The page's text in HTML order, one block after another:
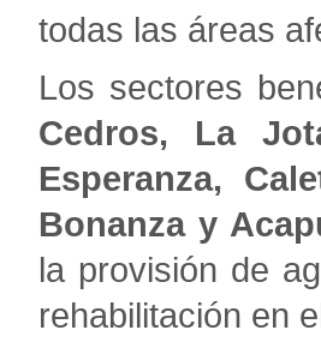
todas las áreas
Los sectores
Cedros, La
Esperanza,
Bonanza y
la provisión de
rehabilitación en